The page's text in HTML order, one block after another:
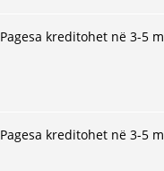
Pagesa kreditohet në 3-5
Pagesa kreditohet në 3-5